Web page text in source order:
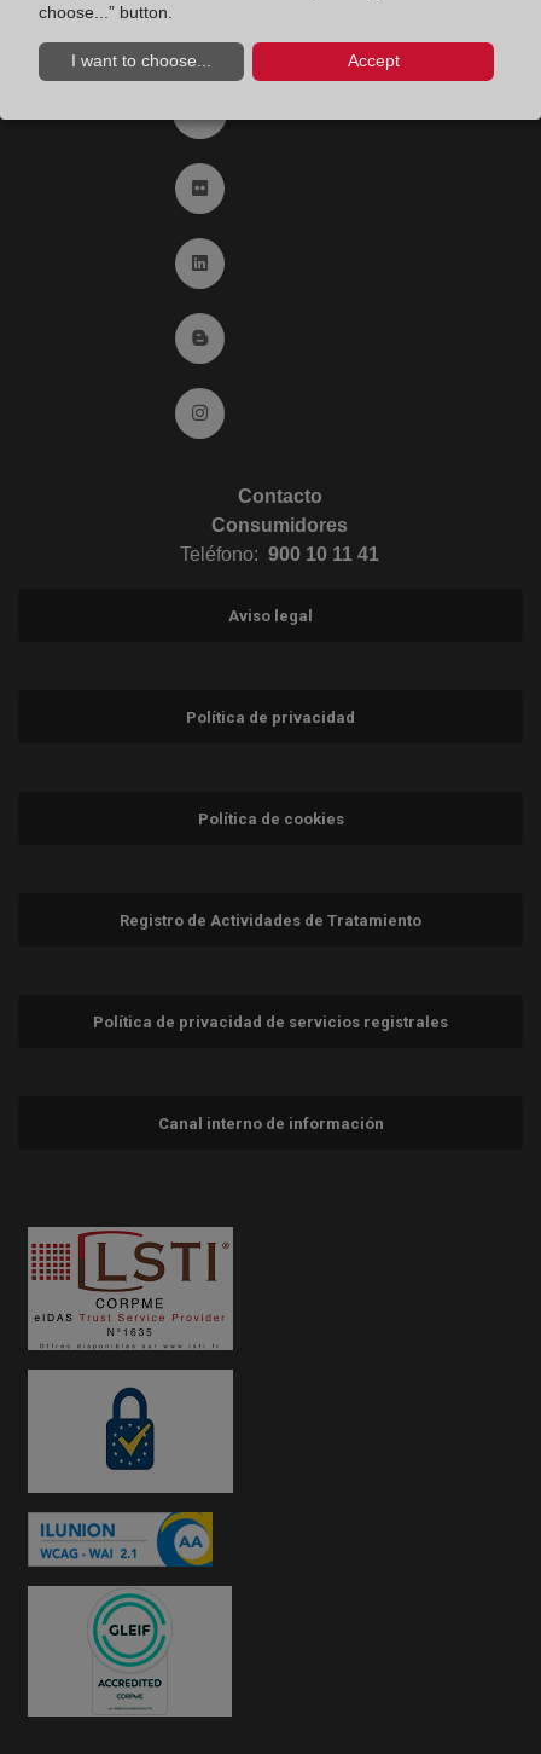
Ir a Flickr (abre en ventana nueva)
Ir a Linkedin (abre en ventana nueva)
Ir al Blog (abre en ventana nueva)
Ir a Instagram (abre en ventana nueva)
Contacto
Consumidores
Teléfono: 900 10 11 41
Aviso legal
Política de privacidad
Política de cookies
Registro de Actividades de Tratamiento
Política de privacidad de servicios registrales
Canal interno de información
choose...” button.
I want to choose... Accept